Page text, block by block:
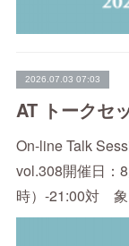
2026.07.03 07:03
On-line Talk
vol.308開催日：
時）-21:00対